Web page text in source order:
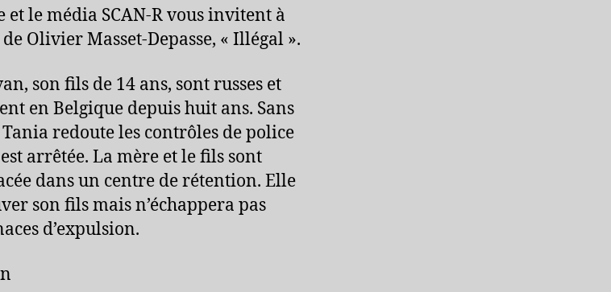
et le média SCAN-R vous invitent à
Olivier Masset-Depasse, « Illégal ».
son fils de 14 ans, sont russes et
en Belgique depuis huit ans. Sans
redoute les contrôles de police
arrêtée. La mère et le fils sont
dans un centre de rétention. Elle
son fils mais n’échappera pas
d’expulsion.